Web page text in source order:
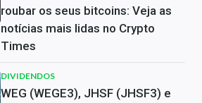
roubar os seus bitcoins: Veja as
notícias mais lidas no Crypto
Times
DIVIDENDOS
WEG (WEGE3), JHSF (JHSF3) e